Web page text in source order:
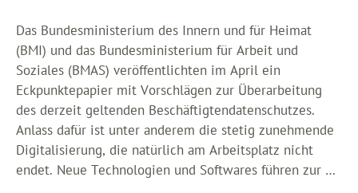
Das Bundesministerium des Innern und für Heimat
(BMI) und das Bundesministerium für Arbeit und
Soziales (BMAS) veröffentlichten im April ein
Eckpunktepapier mit Vorschlägen zur Überarbeitung
des derzeit geltenden Beschäftigtendatenschutzes.
Anlass dafür ist unter anderem die stetig zunehmende
Digitalisierung, die natürlich am Arbeitsplatz nicht
endet. Neue Technologien und Softwares führen zur …